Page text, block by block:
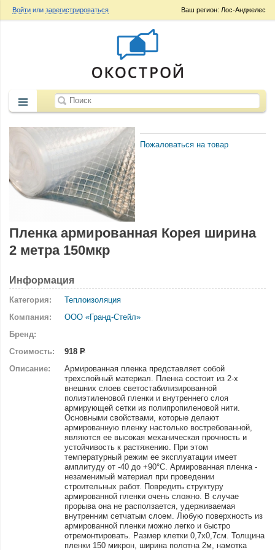
Ваш регион: Лос-Анджелес
Войти или зарегистрироваться
Пожаловаться на товар
Пленка армированная Корея ширина
2 метра 150мкр
Информация
Категория:
Теплоизоляция
Компания:
ООО «Гранд-Стейл»
Бренд:
Стоимость:
918 Р
Описание:
Армированная пленка представляет собой
трехслойный материал. Пленка состоит из 2-х
внешних слоев светостабилизированной
полиэтиленовой пленки и внутреннего слоя
армирующей сетки из полипропиленовой нити.
Основными свойствами, которые делают
армированную пленку настолько востребованной,
являются ее высокая механическая прочность и
устойчивость к растяжению. При этом
температурный режим ее эксплуатации имеет
амплитуду от -40 до +90°С. Армированная пленка -
незаменимый материал при проведении
строительных работ. Повредить структуру
армированной пленки очень сложно. В случае
прорыва она не расползается, удерживаемая
внутренним сетчатым слоем. Любую поверхность из
армированной пленки можно легко и быстро
отремонтировать. Размер клетки 0,7х0,7см. Толщина
пленки 150 микрон, ширина полотна 2м, намотка